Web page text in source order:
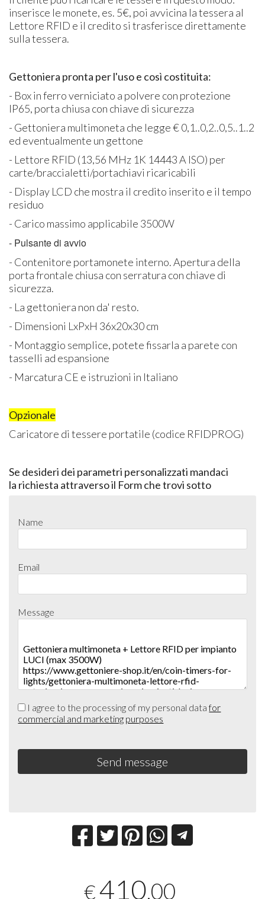
inserisce le monete, es. 5€, poi avvicina la tessera al
Lettore RFID e il credito si trasferisce direttamente
sulla tessera.
Gettoniera pronta per l'uso e così costituita:
- Box in ferro verniciato a polvere con protezione
IP65, porta chiusa con chiave di sicurezza
- Gettoniera multimoneta che legge € 0,1..0,2..0,5..1..2
ed eventualmente un gettone
- Lettore RFID (13,56 MHz 1K 14443 A ISO) per
carte/braccialetti/portachiavi ricaricabili
- Display LCD che mostra il credito inserito e il tempo
residuo
- Carico massimo applicabile 3500W
- Pulsante di avvio
- Contenitore portamonete interno. Apertura della
porta frontale chiusa con serratura con chiave di
sicurezza.
- La gettoniera non da' resto.
- Dimensioni LxPxH 36x20x30 cm
- Montaggio semplice, potete fissarla a parete con
tasselli ad espansione
- Marcatura CE e istruzioni in Italiano
Opzionale
Caricatore di tessere portatile (codice RFIDPROG)
Se desideri dei parametri personalizzati mandaci
la richiesta attraverso il Form che trovi sotto
Name
Email
Message
I agree to the processing of my personal datafor
commercial and marketing purposes
Send message
€410,00